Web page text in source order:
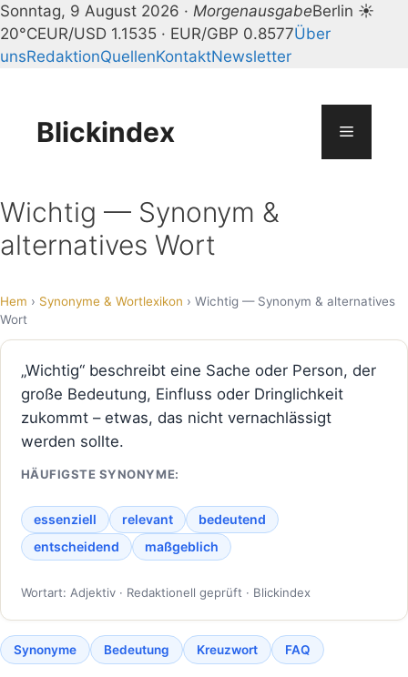
Sonntag, 9 August 2026 · MorgenausgabeBerlin ☀
20°CEUR/USD 1.1535 · EUR/GBP 0.8577Über
unsRedaktionQuellenKontaktNewsletter
springenBlickindex Menü
Wichtig — Synonym &
alternatives Wort
Hem › Synonyme & Wortlexikon › Wichtig — Synonym & alternatives
Wort
„Wichtig“ beschreibt eine Sache oder Person, der
große Bedeutung, Einfluss oder Dringlichkeit
zukommt – etwas, das nicht vernachlässigt
werden sollte.
HÄUFIGSTE SYNONYME:
essenziell relevant
bedeutend
entscheidend
maßgeblich
Wortart: Adjektiv · Redaktionell geprüft · Blickindex
Synonyme Bedeutung Kreuzwort FAQ